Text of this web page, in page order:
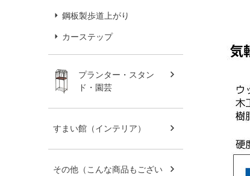
鋼板製歩道上がり
カーステップ
プランター・スタン
ド・園芸
すまい館（インテリア）
その他（こんな商品もござい